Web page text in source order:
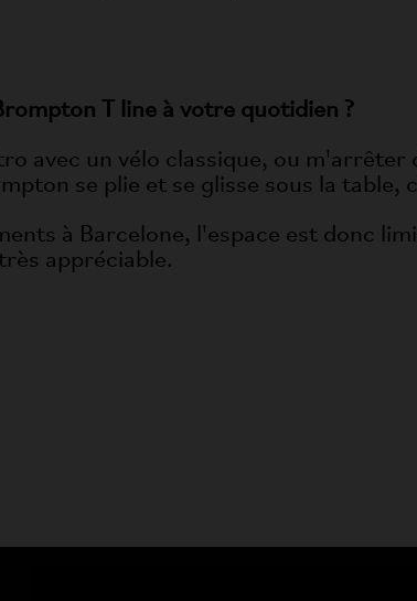
T line à votre quotidien ?
avec un vélo classique, ou
se plie et se glisse sous la table,
à Barcelone, l'espace est donc
appréciable.